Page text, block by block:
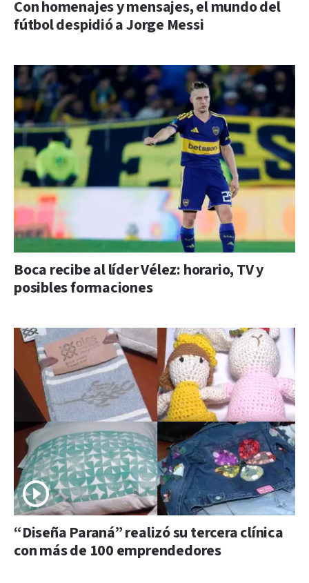
Con homenajes y mensajes, el mundo del
fútbol despidió a Jorge Messi
Boca recibe al líder Vélez: horario, TV y
posibles formaciones
“Diseña Paraná” realizó su tercera clínica
con más de 100 emprendedores